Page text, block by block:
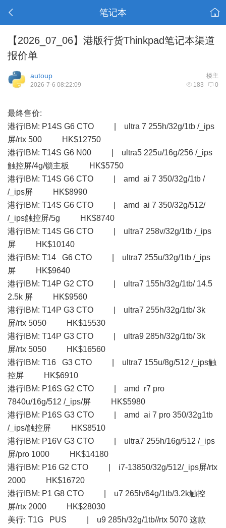
笔记本
【2026_07_06】港版行货Thinkpad笔记本渠道
报价单
楼主
autoup
183 0
2026-7-6 08:22:09
最终售价:
港行IBM: P14S G6 CTO | ultra 7 255h/32g/1tb /_ips
屏/rtx 500 HK$12750
港行IBM: T14S G6 N00 | ultra5 225u/16g/256 /_ips
触控屏/4g/锁主板 HK$5750
港行IBM: T14S G6 CTO | amd ai 7 350/32g/1tb /
/_ips屏 HK$8990
港行IBM: T14S G6 CTO | amd ai 7 350/32g/512/
/_ips触控屏/5g HK$8740
港行IBM: T14S G6 CTO | ultra7 258v/32g/1tb /_ips
屏 HK$10140
港行IBM: T14 G6 CTO | ultra7 255u/32g/1tb /_ips
屏 HK$9640
港行IBM: T14P G2 CTO | ultra7 155h/32g/1tb/ 14.5
2.5k 屏 HK$9560
港行IBM: T14P G3 CTO | ultra7 255h/32g/1tb/ 3k
屏/rtx 5050 HK$15530
港行IBM: T14P G3 CTO | ultra9 285h/32g/1tb/ 3k
屏/rtx 5050 HK$16560
港行IBM: T16 G3 CTO | ultra7 155u/8g/512 /_ips触
控屏 HK$6910
港行IBM: P16S G2 CTO | amd r7 pro
7840u/16g/512 /_ips/屏 HK$5980
港行IBM: P16S G3 CTO | amd ai 7 pro 350/32g1tb
/_ips/触控屏 HK$8510
港行IBM: P16V G3 CTO | ultra7 255h/16g/512 /_ips
屏/pro 1000 HK$14180
港行IBM: P16 G2 CTO | i7-13850/32g/512/_ips屏/rtx
2000 HK$16720
港行IBM: P1 G8 CTO | u7 265h/64g/1tb/3.2k触控
屏/rtx 2000 HK$28030
美行: T1G PUS | u9 285h/32g/1tb//rtx 5070 这款